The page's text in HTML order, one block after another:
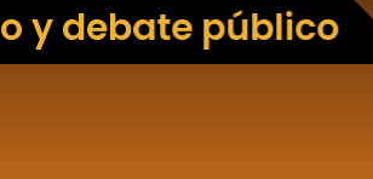
y debate público